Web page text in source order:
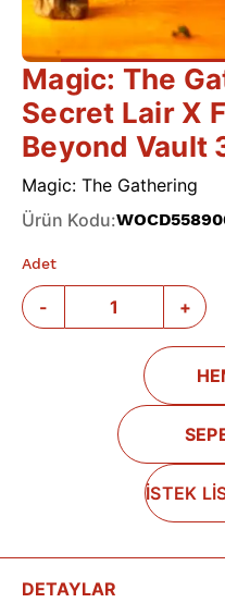
Magic: The
Secret Lair X
Beyond Vault
Magic: The Gathering
Ürün Kodu:
Adet
- +
İSTEK
DETAYLAR